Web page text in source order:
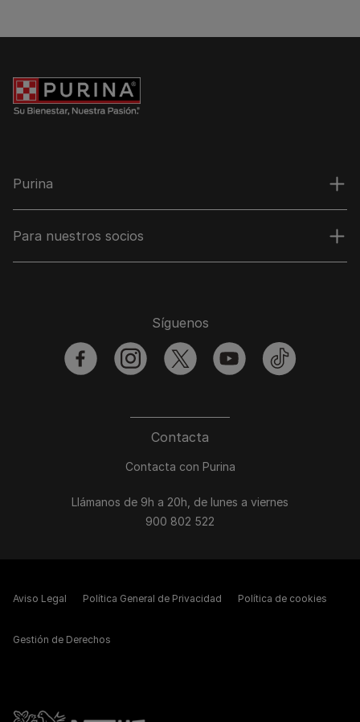
Purina
Para nuestros socios
Contacta
Contacta con Purina
Llámanos de 9h a 20h, de lunes a viernes
900 802 522
Síguenos
facebookinstagramtwitter youtubetiktok
Aviso Legal Política General de Privacidad Política de cookies
Gestión de Derechos